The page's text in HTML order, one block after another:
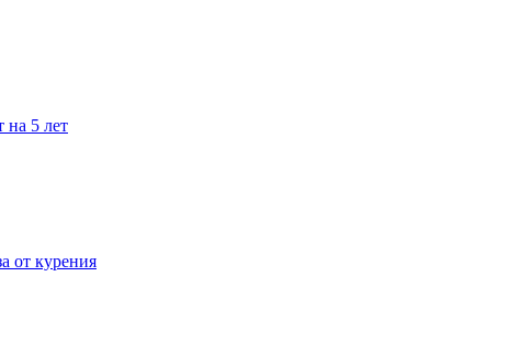
на 5 лет
от курения